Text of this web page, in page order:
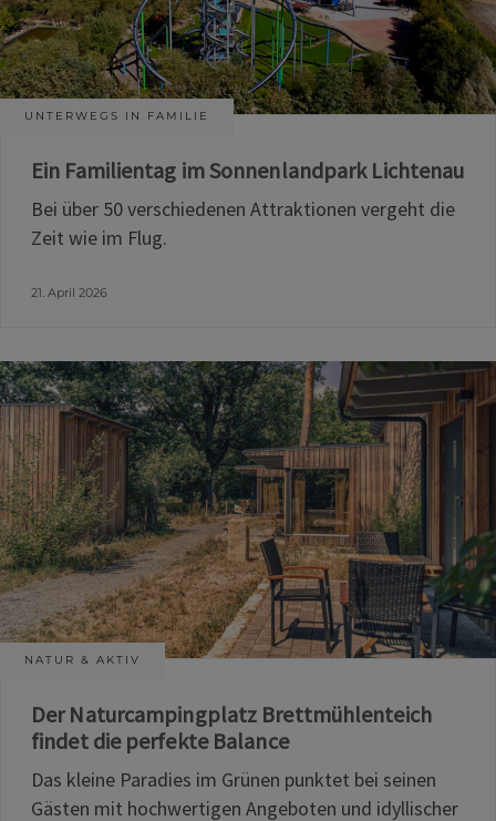
UNTERWEGS IN FAMILIE
Ein Familientag im Sonnenlandpark Lichtenau
Bei über 50 verschiedenen Attraktionen vergeht die
Zeit wie im Flug.
21. April 2026
NATUR & AKTIV
Der Naturcampingplatz Brettmühlenteich
findet die perfekte Balance
Das kleine Paradies im Grünen punktet bei seinen
Gästen mit hochwertigen Angeboten und idyllischer